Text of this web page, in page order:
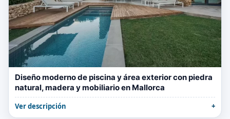
Diseño moderno de piscina y área exterior con piedra
natural, madera y mobiliario en Mallorca
Ver descripción